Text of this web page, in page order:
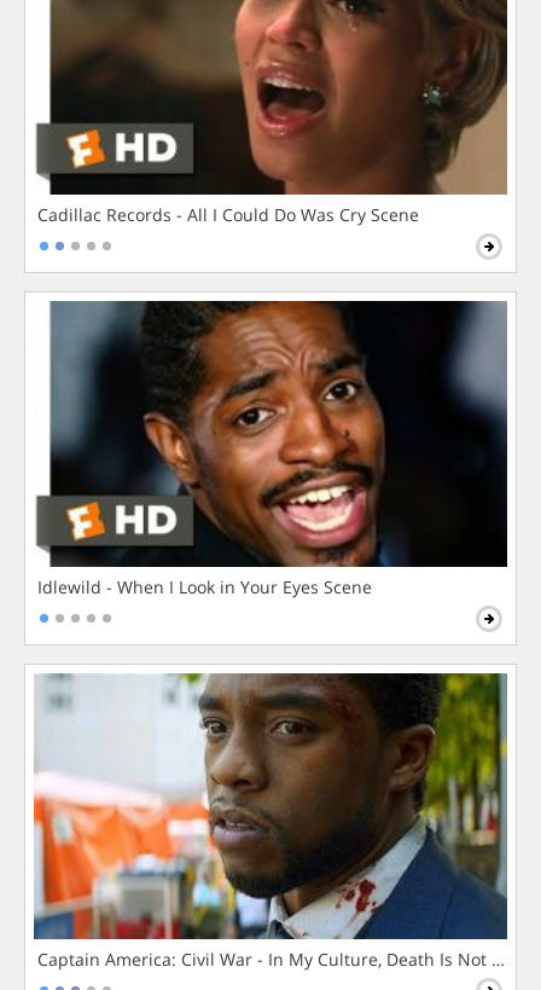
Cadillac Records - All I Could Do Was Cry Scene
Idlewild - When I Look in Your Eyes Scene
Captain America: Civil War - In My Culture, Death Is Not The